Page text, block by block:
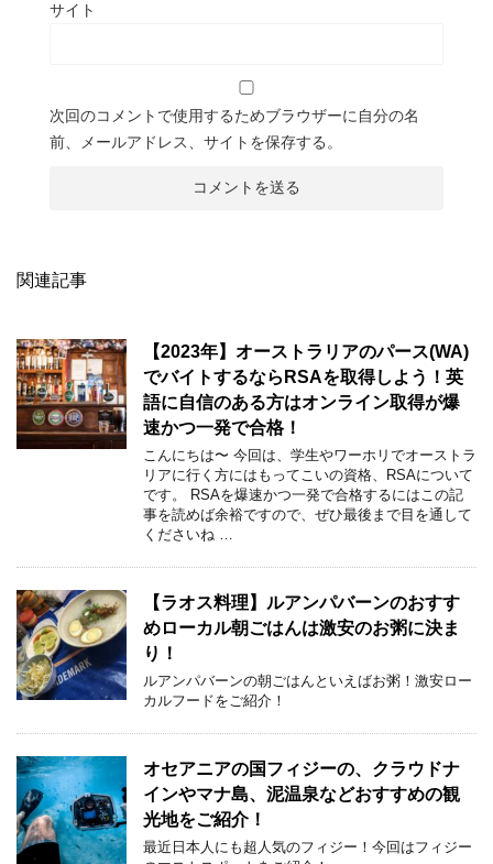
サイト
次回のコメントで使用するためブラウザーに自分の名
前、メールアドレス、サイトを保存する。
関連記事
【2023年】オーストラリアのパース(WA)
でバイトするならRSAを取得しよう！英
語に自信のある方はオンライン取得が爆
速かつ一発で合格！
こんにちは〜 今回は、学生やワーホリでオーストラ
リアに行く方にはもってこいの資格、RSAについて
です。 RSAを爆速かつ一発で合格するにはこの記
事を読めば余裕ですので、ぜひ最後まで目を通して
くださいね …
【ラオス料理】ルアンパバーンのおすす
めローカル朝ごはんは激安のお粥に決ま
り！
ルアンパバーンの朝ごはんといえばお粥！激安ロー
カルフードをご紹介！
オセアニアの国フィジーの、クラウドナ
インやマナ島、泥温泉などおすすめの観
光地をご紹介！
最近日本人にも超人気のフィジー！今回はフィジー